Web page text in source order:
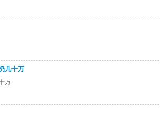
几十万
万